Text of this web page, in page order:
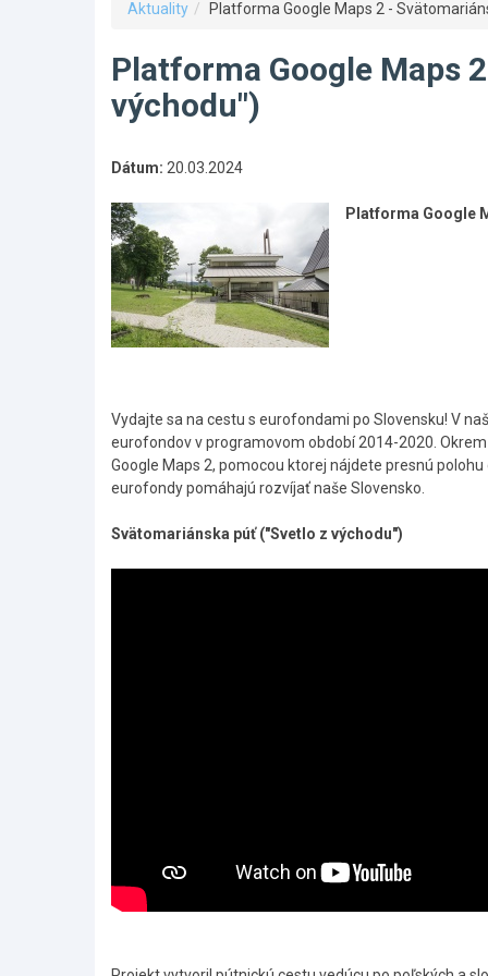
Aktuality Platforma Google Maps 2 -
Platforma Google Maps
východu")
Dátum: 20.03.2024
Platforma Google
Vydajte sa na cestu s eurofondami po Slovensku! V
eurofondov v programovom období 2014-2020.
Google Maps 2, pomocou ktorej nájdete presnú
eurofondy pomáhajú rozvíjať naše Slovensko.
Svätomariánska púť ("Svetlo z východu")